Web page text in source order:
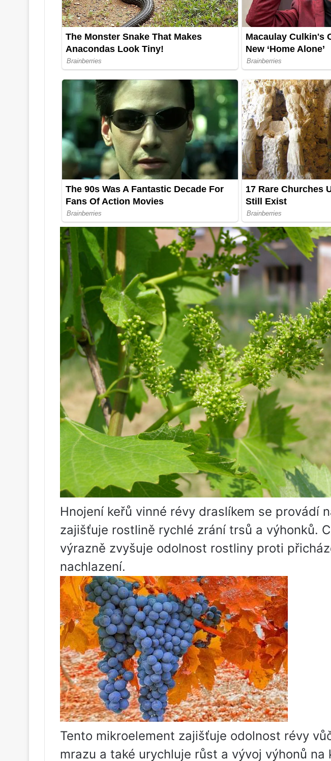
Hnojení keřů vinné révy draslíkem se provádí
zajišťuje rostlině rychlé zrání trsů a výhonků.
výrazně zvyšuje odolnost rostliny proti
nachlazení.
Tento mikroelement zajišťuje odolnost révy
mrazu a také urychluje růst a vývoj výhonů na